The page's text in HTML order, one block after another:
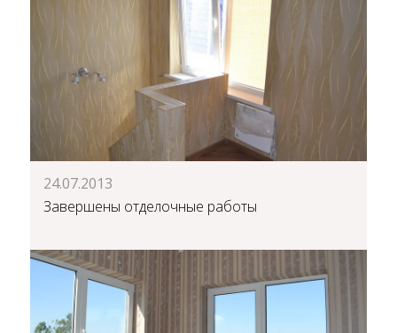
24.07.2013
Завершены отделочные работы